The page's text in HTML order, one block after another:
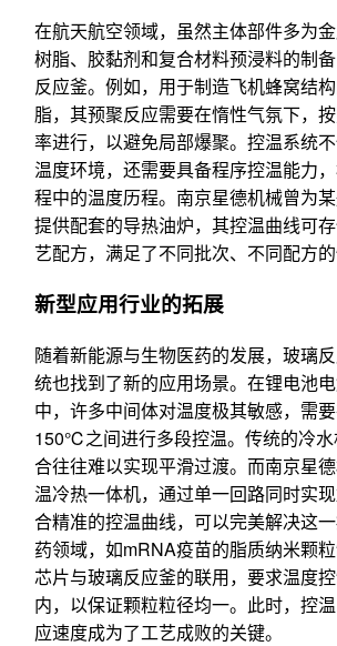
在航天航空领域，虽然主体部件多为
树脂、胶黏剂和复合材料预浸料的制
反应釜。例如，用于制造飞机蜂窝结
脂，其预聚反应需要在惰性气氛下，
率进行，以避免局部爆聚。控温系统
温度环境，还需要具备程序控温能力
程中的温度历程。南京星德机械曾为
提供配套的导热油炉，其控温曲线可
艺配方，满足了不同批次、不同配方的
新型应用行业的拓展
随着新能源与生物医药的发展，玻璃
统也找到了新的应用场景。在锂电池
中，许多中间体对温度极其敏感，需
150℃之间进行多段控温。传统的冷水
合往往难以实现平滑过渡。而南京星
温冷热一体机，通过单一回路同时实
合精准的控温曲线，可以完美解决这
药领域，如mRNA疫苗的脂质纳米颗
芯片与玻璃反应釜的联用，要求温度
内，以保证颗粒粒径均一。此时，控
应速度成为了工艺成败的关键。